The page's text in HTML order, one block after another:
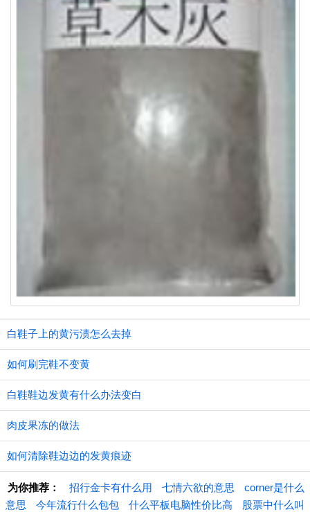
白鞋子上的黄污渍怎么去掉
如何刷完鞋不变黄
白鞋鞋边发黄有什么办法变白
肉皮果冻的做法
如何清除鞋边边的发黄痕迹
为你推荐： 招行金卡有什么用 七情六欲的意思
corner是什么
意思
今年流行什么包包 什么平板电脑性价比高 股票中什么叫